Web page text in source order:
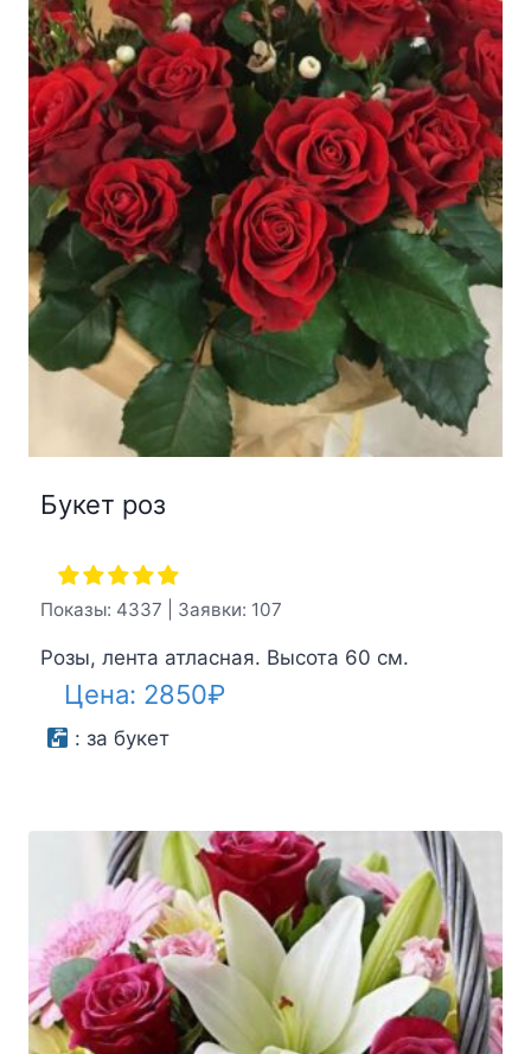
Букет роз
Показы: 4337 | Заявки: 107
Розы, лента атласная. Высота 60 см.
Цена: 2850₽
: за букет